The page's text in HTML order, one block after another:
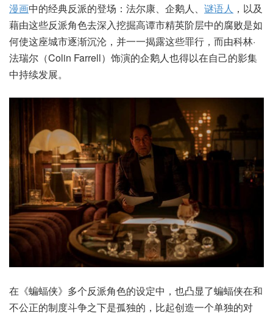
漫画中的经典反派的登场：法尔康、企鹅人、 谜语人 ，以及
藉由这些反派角色去深入挖掘高谭市精英阶层中的腐败是如
何使这座城市逐渐沉沦，并一一揭露这些罪行，而由科林·
法瑞尔（Colin Farrell）饰演的企鹅人也得以在自己的影集
中持续发展。
在《蝙蝠侠》多个反派角色的设定中，也凸显了蝙蝠侠在和
不公正的制度斗争之下是孤独的，比起创造一个单独的对